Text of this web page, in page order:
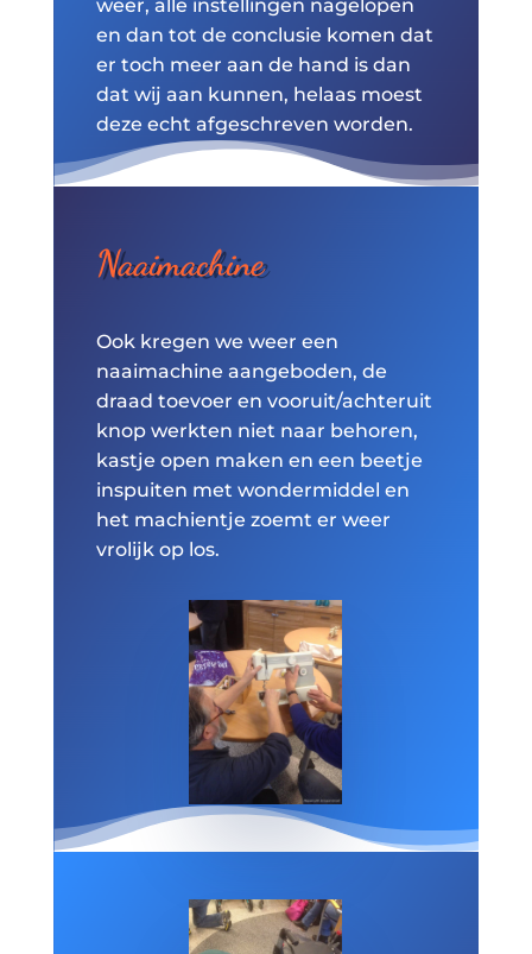
weer, alle instellingen nagelopen
en dan tot de conclusie komen dat
er toch meer aan de hand is dan
dat wij aan kunnen, helaas moest
deze echt afgeschreven worden.
Naaimachine
Ook kregen we weer een
naaimachine aangeboden, de
draad toevoer en vooruit/achteruit
knop werkten niet naar behoren,
kastje open maken en een beetje
inspuiten met wondermiddel en
het machientje zoemt er weer
vrolijk op los.